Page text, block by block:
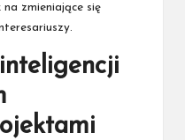
zmieniające się